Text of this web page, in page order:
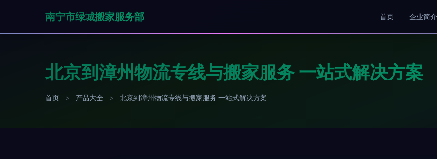
南宁市绿城搬家服务部 首页 企业简介
北京到漳州物流专线与搬家服务 一站式解决方案
首页 > 产品大全 > 北京到漳州物流专线与搬家服务 一站式解决方案